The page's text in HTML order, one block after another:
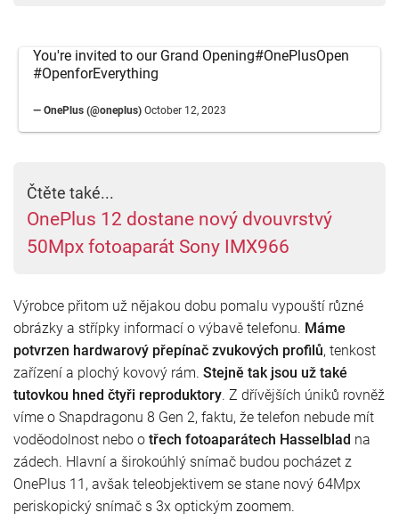
You're invited to our Grand Opening#OnePlusOpen
#OpenforEverything
— OnePlus (@oneplus) October 12, 2023
Čtěte také...
OnePlus 12 dostane nový dvouvrstvý
50Mpx fotoaparát Sony IMX966
Výrobce přitom už nějakou dobu pomalu vypouští různé
obrázky a střípky informací o výbavě telefonu. Máme
potvrzen hardwarový přepínač zvukových profilů, tenkost
zařízení a plochý kovový rám. Stejně tak jsou už také
tutovkou hned čtyři reproduktory. Z dřívějších úniků rovněž
víme o Snapdragonu 8 Gen 2, faktu, že telefon nebude mít
voděodolnost nebo o třech fotoaparátech Hasselblad na
zádech. Hlavní a širokoúhlý snímač budou pocházet z
OnePlus 11, avšak teleobjektivem se stane nový 64Mpx
periskopický snímač s 3x optickým zoomem.